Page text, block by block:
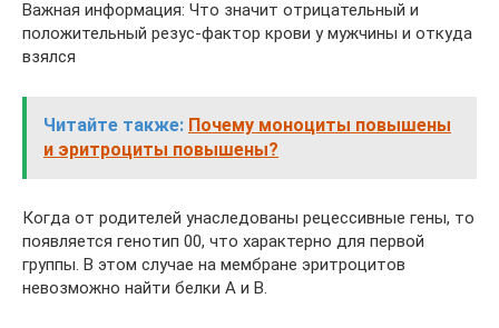
Важная информация: Что значит отрицательный и
положительный резус-фактор крови у мужчины и откуда
взялся
Читайте также: Почему моноциты повышены
и эритроциты повышены?
Когда от родителей унаследованы рецессивные гены, то
появляется генотип 00, что характерно для первой
группы. В этом случае на мембране эритроцитов
невозможно найти белки A и B.